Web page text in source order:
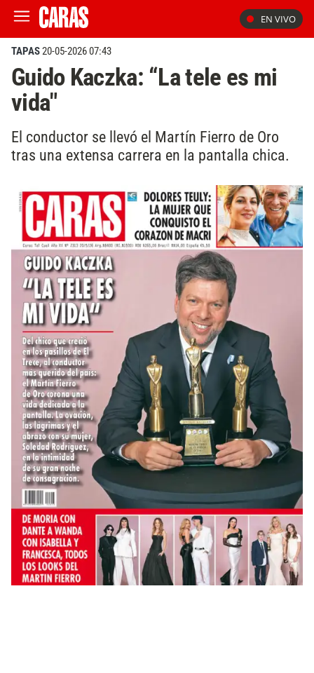
EN VIVO
TAPAS20-05-2026 07:43
Guido Kaczka: “La tele es mi
vida"
El conductor se llevó el Martín Fierro de Oro
tras una extensa carrera en la pantalla chica.